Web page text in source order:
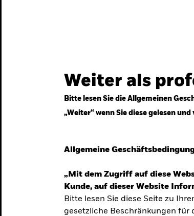
Weiter als
Bitte lesen Sie die Allgemeinen
„Weiter“ wenn Sie diese gelesen
Allgemeine
„Mit dem Zugriff auf diese
Kunde, auf dieser Website
Bitte lesen Sie diese Seite zu
gesetzliche Beschränkungen